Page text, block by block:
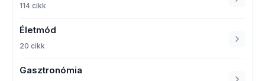
114 cikk
Életmód
20 cikk
Gasztronómia